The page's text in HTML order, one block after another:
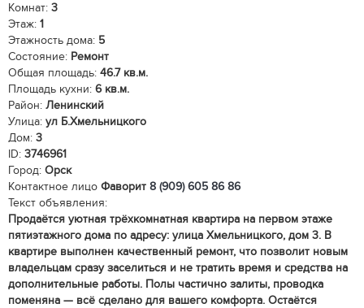
Комнат: 3
Этаж: 1
Этажность дома: 5
Состояние: Ремонт
Общая площадь: 46.7 кв.м.
Площадь кухни: 6 кв.м.
Район: Ленинский
Улица: ул Б.Хмельницкого
Дом: 3
ID: 3746961
Город: Орск
Контактное лицо Фаворит 8 (909) 605 86 86
Текст объявления:
Продаётся уютная трёхкомнатная квартира на первом этаже
пятиэтажного дома по адресу: улица Хмельницкого, дом 3. В
квартире выполнен качественный ремонт, что позволит новым
владельцам сразу заселиться и не тратить время и средства на
дополнительные работы. Полы частично залиты, проводка
поменяна — всё сделано для вашего комфорта. Остаётся